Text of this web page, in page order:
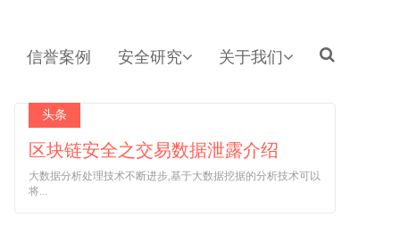
信誉案例 安全研究 关于我们
头条
区块链安全之交易数据泄露介绍
大数据分析处理技术不断进步,基于大数据挖据的分析技术可以
将...